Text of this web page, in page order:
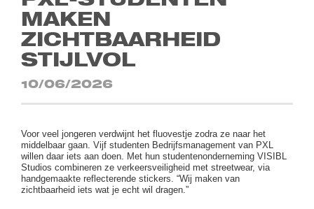
MAKEN
ZICHTBAARHEID
STIJLVOL
10/06/2026
Voor veel jongeren verdwijnt het fluovestje zodra ze naar het
middelbaar gaan. Vijf studenten Bedrijfsmanagement van PXL
willen daar iets aan doen. Met hun studentenonderneming VISIBL
Studios combineren ze verkeersveiligheid met streetwear, via
handgemaakte reflecterende stickers. “Wij maken van
zichtbaarheid iets wat je echt wil dragen.”